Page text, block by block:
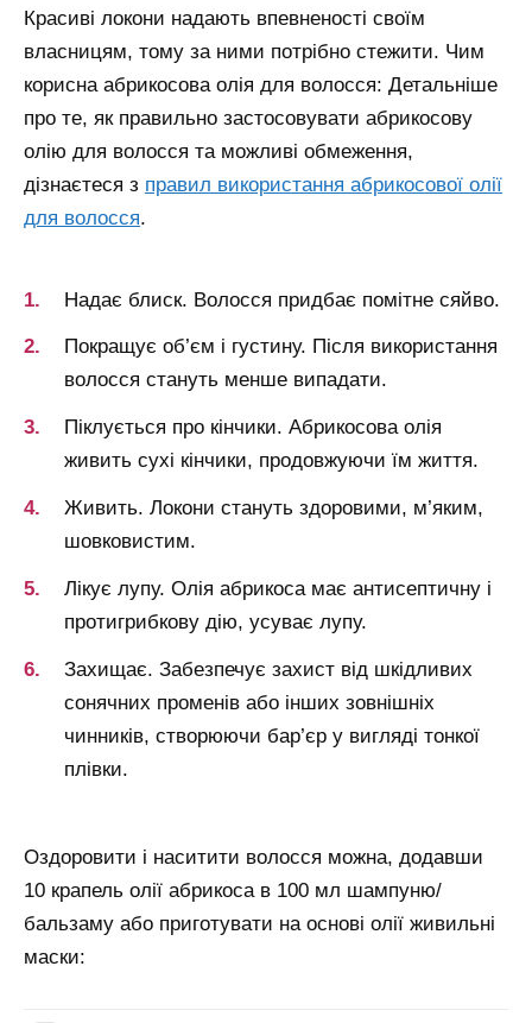
Красиві локони надають впевненості своїм
власницям, тому за ними потрібно стежити. Чим
корисна абрикосова олія для волосся: Детальніше
про те, як правильно застосовувати абрикосову
олію для волосся та можливі обмеження,
дізнаєтеся з правил використання абрикосової олії
для волосся.
Надає блиск. Волосся придбає помітне сяйво.
Покращує об’єм і густину. Після використання
волосся стануть менше випадати.
Піклується про кінчики. Абрикосова олія
живить сухі кінчики, продовжуючи їм життя.
Живить. Локони стануть здоровими, м’яким,
шовковистим.
Лікує лупу. Олія абрикоса має антисептичну і
протигрибкову дію, усуває лупу.
Захищає. Забезпечує захист від шкідливих
сонячних променів або інших зовнішніх
чинників, створюючи бар’єр у вигляді тонкої
плівки.
Оздоровити і наситити волосся можна, додавши
10 крапель олії абрикоса в 100 мл шампуню/
бальзаму або приготувати на основі олії живильні
маски: